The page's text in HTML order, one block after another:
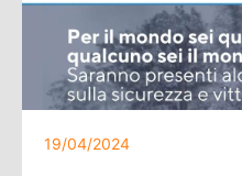
19/04/2024